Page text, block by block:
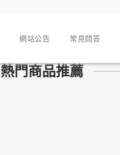
網站公告 常見問答
熱門商品推薦